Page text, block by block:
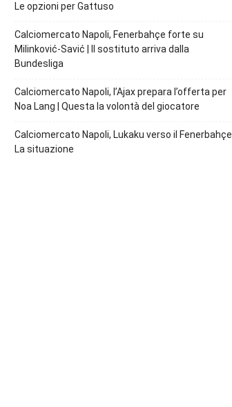
Le opzioni per Gattuso
Calciomercato Napoli, Fenerbahçe forte su
Milinković-Savić | Il sostituto arriva dalla
Bundesliga
Calciomercato Napoli, l’Ajax prepara l’offerta per
Noa Lang | Questa la volontà del giocatore
Calciomercato Napoli, Lukaku verso il Fenerbahçe |
La situazione